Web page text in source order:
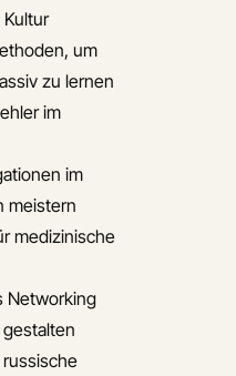
um
zu lernen
im
im
meistern
medizinische
Networking